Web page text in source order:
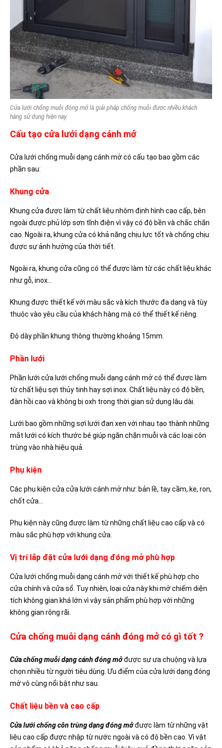
Cửa lưới chống muỗi đóng mở là giải pháp chống muỗi được nhiều khách
hàng sử dụng hiện nay.
Cấu tạo cửa lưới dạng cánh mở
Cửa lưới chống muỗi dạng cánh mở có cấu tạo bao gồm các
phần sau:
Khung cửa
Khung cửa được làm từ chất liệu nhôm định hình cao cấp, bên
ngoài được phủ lớp sơn tĩnh điện vì vậy có độ bền và chắc chắn
cao. Ngoài ra, khung cửa có khả năng chịu lực tốt và chống chịu
được sự ảnh hưởng của thời tiết.
Ngoài ra, khung cửa cũng có thể được làm từ các chất liệu khác
như gỗ, inox…
Khung được thiết kế với màu sắc và kích thước đa dạng và tùy
thuộc vào yêu cầu của khách hàng mà có thể thiết kế riêng.
Độ dày phần khung thông thường khoảng 15mm.
Phần lưới
Phần lưới cửa lưới chống muỗi dạng cánh mở có thể được làm
từ chất liệu sợi thủy tinh hay sợi inox. Chất liệu này có độ bền,
đàn hồi cao và không bị oxh trong thời gian sử dụng lâu dài.
Lưới bao gồm những sợi lưới đan xen với nhau tạo thành những
mắt lưới có kích thước bé giúp ngăn chặn muỗi và các loại côn
trùng vào nhà hiệu quả.
Phụ kiện
Các phụ kiện cửa cửa lưới cánh mở như: bản lề, tay cầm, ke, ron,
chốt cửa…
Phụ kiện này cũng được làm từ những chất liệu cao cấp và có
màu sắc phù hợp với khung cửa.
Vị trí lắp đặt cửa lưới dạng đóng mở phù hợp
Cửa lưới chống muỗi dạng cánh mở với thiết kế phù hợp cho
cửa chính và cửa sổ. Tuy nhiên, loại cửa này khi mở chiếm diện
tích không gian khá lớn vì vậy sản phẩm phù hợp với những
không gian rộng rãi.
Cửa chống muỗi dạng cánh đóng mở có gì tốt ?
Cửa chống muỗi dạng cánh đóng mởđược sự ưa chuộng và lựa
chọn nhiều từ người tiêu dùng. Ưu điểm của cửa lưới dạng đóng
mở vô cùng nổi bật như sau.
Chất liệu bền và cao cấp
Cửa lưới chống côn trùng dạng đóng mởđược làm từ những vật
liệu cao cấp được nhập từ nước ngoài và có độ bền cao. Vì vật